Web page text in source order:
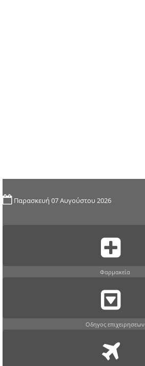
Παρασκευή 07 Αυγούστου 2026
Φαρμακεία
Οδηγος επιχειρησεων